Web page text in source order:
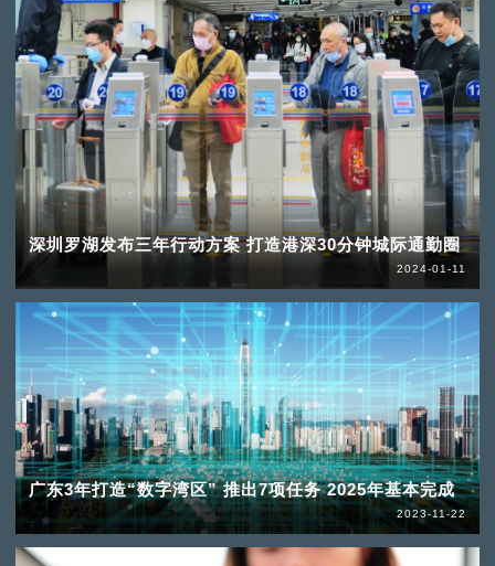
深圳罗湖发布三年行动方案 打造港深30分钟城际通勤圈
2024-01-11
广东3年打造“数字湾区” 推出7项任务 2025年基本完成
2023-11-22